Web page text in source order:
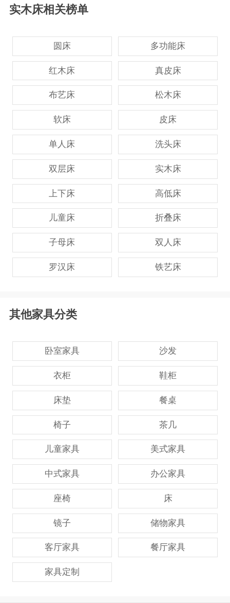
实木床相关榜单
圆床 多功能床
红木床 真皮床
布艺床 松木床
软床 皮床
单人床 洗头床
双层床 实木床
上下床 高低床
儿童床 折叠床
子母床 双人床
罗汉床 铁艺床
其他家具分类
卧室家具 沙发
衣柜 鞋柜
床垫 餐桌
椅子 茶几
儿童家具 美式家具
中式家具 办公家具
座椅 床
镜子 储物家具
客厅家具 餐厅家具
家具定制